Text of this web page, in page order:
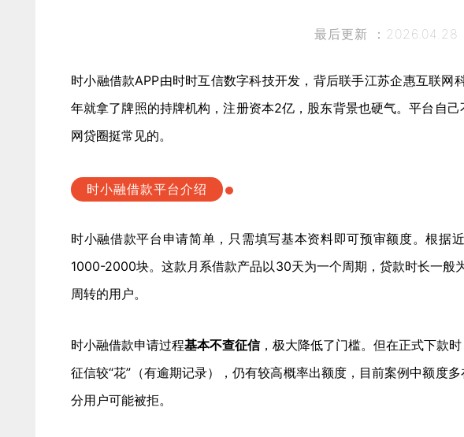
最后更新 ：2026.04.28
时小融借款APP由时时互信数字科技开发，背后联手江苏企惠互联网
年就拿了牌照的持牌机构，注册资本2亿，股东背景也硬气。平台自
网贷圈挺常见的。
时小融借款平台介绍
时小融借款平台申请简单，只需填写基本资料即可预审额度。根据
1000-2000块。这款月系借款产品以30天为一个周期，贷款时长一般
周转的用户。
时小融借款申请过程基本不查征信，极大降低了门槛。但在正式下款
征信较“花”（有逾期记录），仍有较高概率出额度，目前案例中额度
分用户可能被拒。